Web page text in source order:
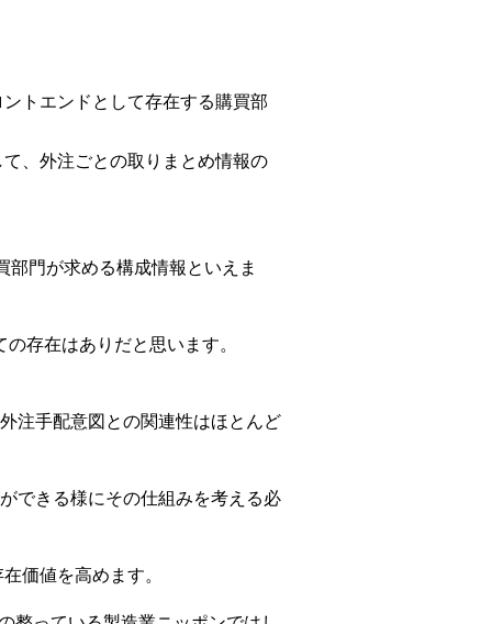
トエンドとして存在する購買部
、外注ごとの取りまとめ情報の
門が求める構成情報といえま
存在はありだと思います。
注手配意図との関連性はほとんど
できる様にその仕組みを考える必
価値を高めます。